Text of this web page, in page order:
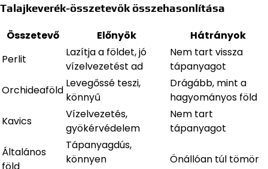
Talajkeverék-összetevők összehasonlítása
Összetevő Előnyök
Hátrányok
Perlit
Lazítja a földet, jó
vízelvezetést ad
Nem tart vissza
tápanyagot
Orchideaföld
Levegőssé teszi,
könnyű
Drágább, mint a
hagyományos föld
Kavics
Vízelvezetés,
gyökérvédelem
Nem tart
tápanyagot
Általános
Tápanyagdús,
könnyen
Önállóan túl tömör